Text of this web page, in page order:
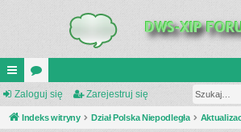
UI
C
or
a
Zaloguj się Zarejestruj się
Indeks witryny Dział Polska Niepodległa